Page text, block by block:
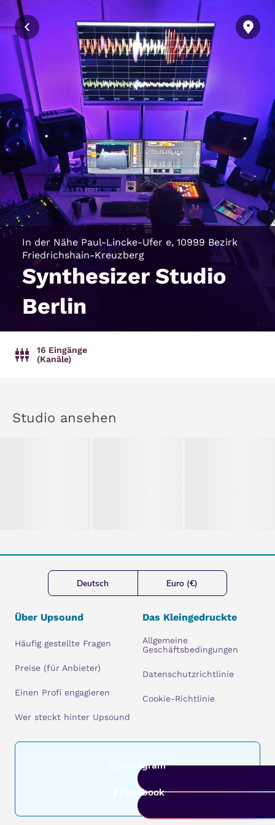
Synthesizer Studio
Berlin
In der Nähe Paul-Lincke-Ufer e, 10999 Bezirk
Friedrichshain-Kreuzberg
16 Eingänge
(Kanäle)
Studio ansehen
Deutsch Euro (€)
Über Upsound
Häufig gestellte Fragen
Preise (für Anbieter)
Einen Profi engagieren
Wer steckt hinter Upsound
Das Kleingedruckte
Allgemeine
Geschäftsbedingungen
Datenschutzrichtlinie
Cookie-Richtlinie
Instagram
Facebook